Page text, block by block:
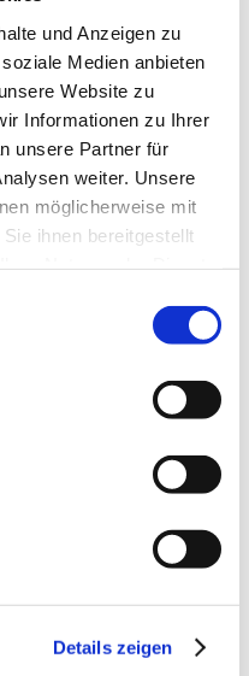
und Anzeigen zu
Medien anbieten
Website zu
Informationen zu Ihrer
unsere Partner für
weiter. Unsere
möglicherweise mit
ihnen bereitgestellt
Details zeigen